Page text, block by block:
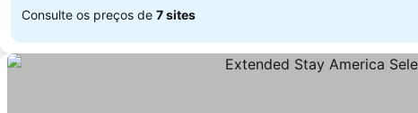
Consulte os preços de 7 sites